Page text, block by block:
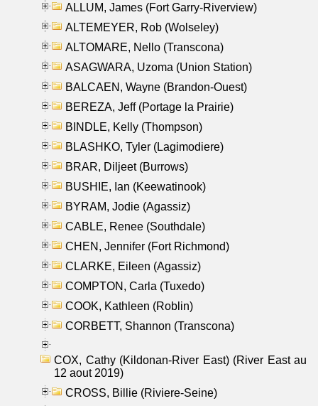
ALLUM, James (Fort Garry-Riverview)
ALTEMEYER, Rob (Wolseley)
ALTOMARE, Nello (Transcona)
ASAGWARA, Uzoma (Union Station)
BALCAEN, Wayne (Brandon-Ouest)
BEREZA, Jeff (Portage la Prairie)
BINDLE, Kelly (Thompson)
BLASHKO, Tyler (Lagimodiere)
BRAR, Diljeet (Burrows)
BUSHIE, Ian (Keewatinook)
BYRAM, Jodie (Agassiz)
CABLE, Renee (Southdale)
CHEN, Jennifer (Fort Richmond)
CLARKE, Eileen (Agassiz)
COMPTON, Carla (Tuxedo)
COOK, Kathleen (Roblin)
CORBETT, Shannon (Transcona)
COX, Cathy (Kildonan-River East) (River East au
12 aout 2019)
CROSS, Billie (Riviere-Seine)